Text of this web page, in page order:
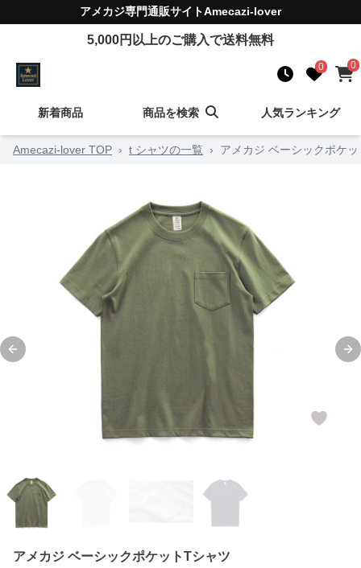
アメカジ専門通販サイトAmecazi-lover
5,000円以上のご購入で送料無料
0 0
新着商品 商品を検索 人気ランキング
Amecazi-lover TOP › t シャツの一覧 › アメカジ ベーシックポケ
Previous slide
アメカジ ベーシックポケットTシャツ